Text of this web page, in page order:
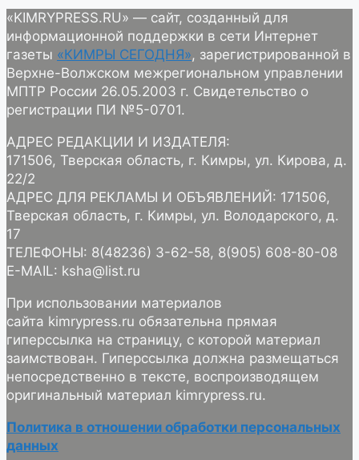
«KIMRYPRESS.RU» — сайт, созданный для
информационной поддержки в сети Интернет
газеты «КИМРЫ СЕГОДНЯ», зарегистрированной в
Верхне-Волжском межрегиональном управлении
МПТР России 26.05.2003 г. Свидетельство о
регистрации ПИ №5-0701.
АДРЕС РЕДАКЦИИ И ИЗДАТЕЛЯ:
171506, Тверская область, г. Кимры, ул. Кирова, д.
22/2
АДРЕС ДЛЯ РЕКЛАМЫ И ОБЪЯВЛЕНИЙ: 171506,
Тверская область, г. Кимры, ул. Володарского, д.
17
ТЕЛЕФОНЫ: 8(48236) 3-62-58, 8(905) 608-80-08
E-MAIL: ksha@list.ru
При использовании материалов
сайта kimrypress.ru обязательна прямая
гиперссылка на страницу, с которой материал
заимствован. Гиперссылка должна размещаться
непосредственно в тексте, воспроизводящем
оригинальный материал kimrypress.ru.
Политика в отношении обработки персональных
данных